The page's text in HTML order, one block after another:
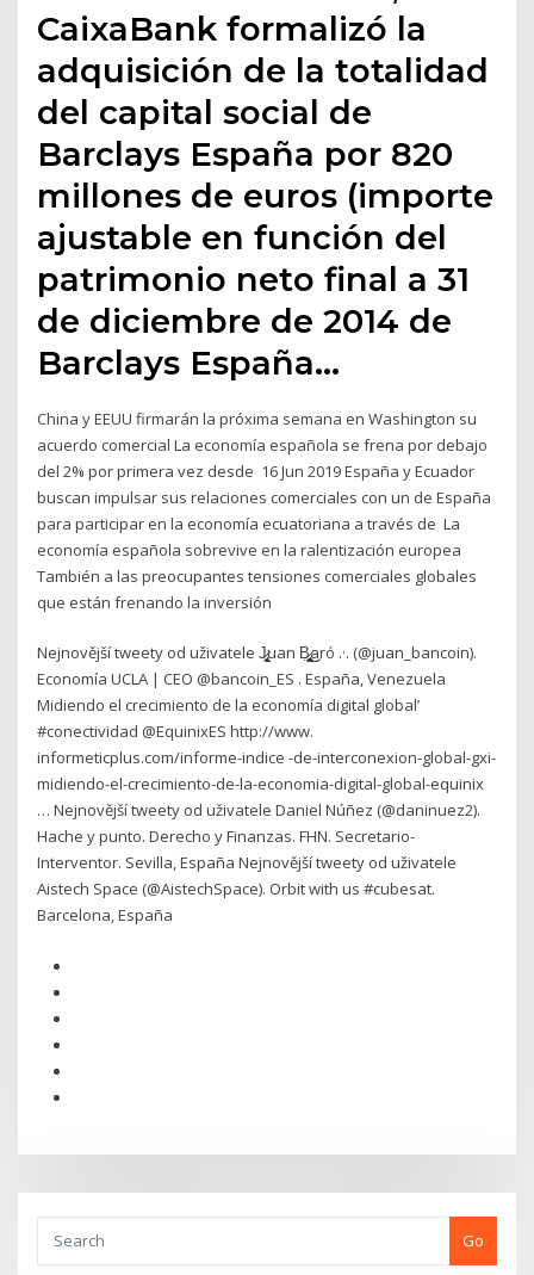
CaixaBank formalizó la
adquisición de la totalidad
del capital social de
Barclays España por 820
millones de euros (importe
ajustable en función del
patrimonio neto final a 31
de diciembre de 2014 de
Barclays España…
China y EEUU firmarán la próxima semana en Washington su
acuerdo comercial La economía española se frena por debajo
del 2% por primera vez desde 16 Jun 2019 España y Ecuador
buscan impulsar sus relaciones comerciales con un de España
para participar en la economía ecuatoriana a través de La
economía española sobrevive en la ralentización europea
También a las preocupantes tensiones comerciales globales
que están frenando la inversión
Nejnovější tweety od uživatele J̷̨̢̢̜̠͕̞͎̪̱̮̻uan B̷̡̪̣̻͓̻̺̙͕̟͖͓̖͜͜aró .·. (@juan_bancoin).
Economía UCLA | CEO @bancoin_ES . España, Venezuela
Midiendo el crecimiento de la economía digital global’
#conectividad @EquinixES http://www.
informeticplus.com/informe-indice -de-interconexion-global-gxi-
midiendo-el-crecimiento-de-la-economia-digital-global-equinix
… Nejnovější tweety od uživatele Daniel Núñez (@daninuez2).
Hache y punto. Derecho y Finanzas. FHN. Secretario-
Interventor. Sevilla, España Nejnovější tweety od uživatele
Aistech Space (@AistechSpace). Orbit with us #cubesat.
Barcelona, España
Go